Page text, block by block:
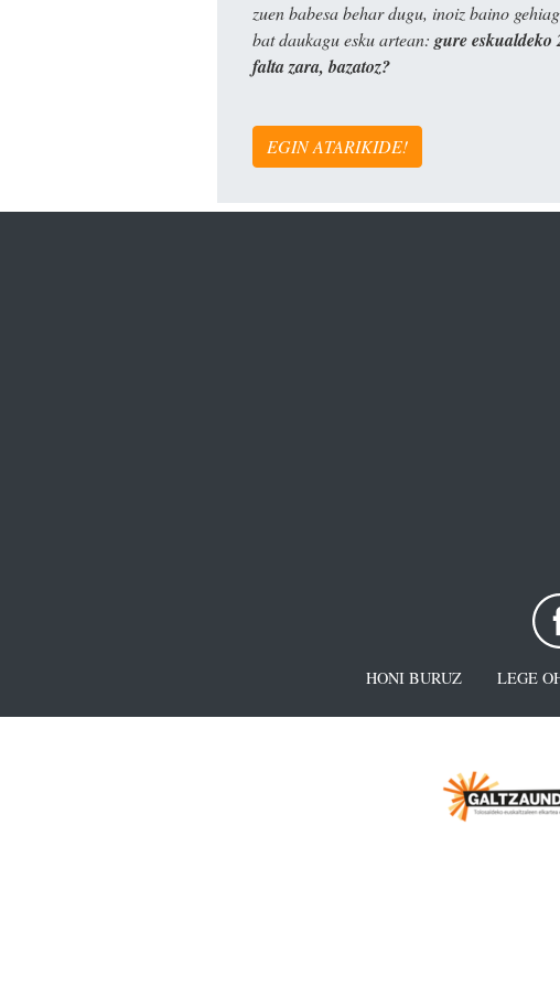
zuen babesa behar dugu, inoiz baino
bat daukagu esku artean: gure
falta zara, bazatoz?
EGIN ATARIKIDE!
HONI BURUZ LEGE